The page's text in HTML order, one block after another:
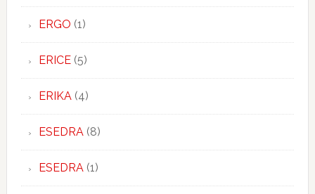
ERGO (1)
ERICE(5)
ERIKA(4)
ESEDRA(8)
ESEDRA(1)